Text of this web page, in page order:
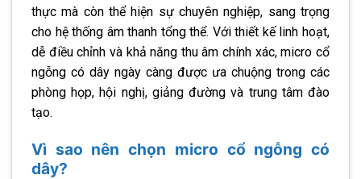
thực mà còn thể hiện sự chuyên nghiệp, sang trọng
cho hệ thống âm thanh tổng thể. Với thiết kế linh hoạt,
dễ điều chỉnh và khả năng thu âm chính xác, micro cổ
ngỗng có dây ngày càng được ưa chuộng trong các
phòng họp, hội nghị, giảng đường và trung tâm đào
tạo.
Vì sao nên chọn micro cổ ngỗng có
dây?